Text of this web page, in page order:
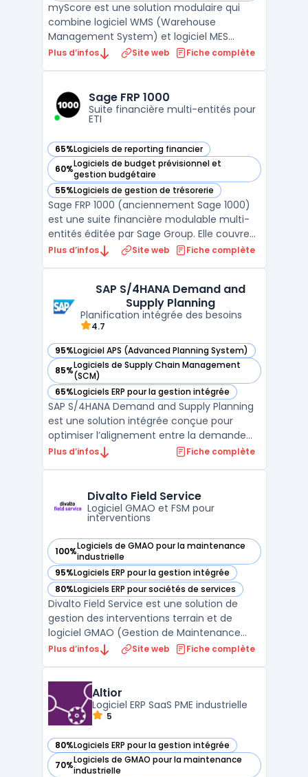
myScore est une solution modulaire qui
combine logiciel WMS (Warehouse
Management System) et logiciel MES
(Manufacturing Execution System) sur une
(réceptions, stockage, préparation de
commandes, expéditions) et le pilo ...
Plus d’infos Site web Fiche complète
Sage FRP 1000
Suite financière multi-entités pour
ETI
65%Logiciels de reporting financier
— voir Sage FRP 1000 dans cette catégorie
60%Logiciels de budget prévisionnel et
gestion budgétaire
— voir Sage FRP 1000 dans cette catégorie
55%Logiciels de gestion de trésorerie
— voir Sage FRP 1000 dans cette catégorie
Sage FRP 1000 (anciennement Sage 1000)
est une suite financière modulable multi-
entités éditée par Sage Group. Elle couvre
l'ensemble des besoins de la fonction
trésorerie, achats, ventes et pilotage
budgétaire. Le module co ...
Plus d’infos Site web Fiche complète
SAP S/4HANA Demand and
Supply Planning
Planification intégrée des besoins
4.7
95%Logiciel APS (Advanced Planning System)
— voir SAP S/4HANA Demand and Supply Planning dans
85%Logiciels de Supply Chain Management
(SCM)
— voir SAP S/4HANA Demand and Supply Planning dans
65%Logiciels ERP pour la gestion intégrée
— voir SAP S/4HANA Demand and Supply Planning dans
SAP S/4HANA Demand and Supply Planning
est une solution intégrée conçue pour
optimiser l’alignement entre la demande
client et l’approvisionnement. S’appuyant
permet de planifier les besoins de manière
proactive tout en ...
Plus d’infos Fiche complète
Divalto Field Service
Logiciel GMAO et FSM pour
interventions
100%Logiciels de GMAO pour la maintenance
industrielle
— voir Divalto Field Service dans cette catégorie
95%Logiciels ERP pour la gestion intégrée
— voir Divalto Field Service dans cette catégorie
80%Logiciels ERP pour sociétés de services
— voir Divalto Field Service dans cette catégorie
Divalto Field Service est une solution de
gestion des interventions terrain et de
logiciel GMAO (Gestion de Maintenance
Assistée par Ordinateur) éditée par Divalto,
d'installation et de SAV qui coordonnent des
technici ...
Plus d’infos Site web Fiche complète
Altior
Logiciel ERP SaaS PME industrielle
5
80%Logiciels ERP pour la gestion intégrée
— voir Altior dans cette catégorie
70%Logiciels de GMAO pour la maintenance
industrielle
— voir Altior dans cette catégorie